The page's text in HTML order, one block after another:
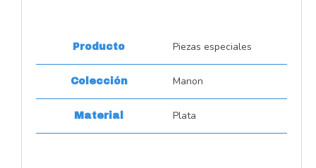
Producto Piezas especiales
Colección Manon
Material Plata